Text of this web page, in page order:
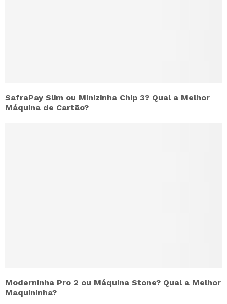
SafraPay Slim ou Minizinha Chip 3? Qual a Melhor
Máquina de Cartão?
Moderninha Pro 2 ou Máquina Stone? Qual a Melhor
Maquininha?